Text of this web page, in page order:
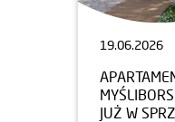
19.06.2026
JUŻ W